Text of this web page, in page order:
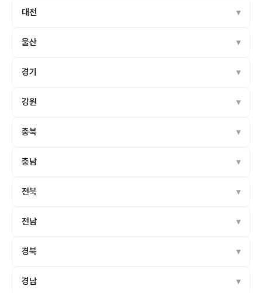
대전
울산
경기
강원
충북
충남
전북
전남
경북
경남